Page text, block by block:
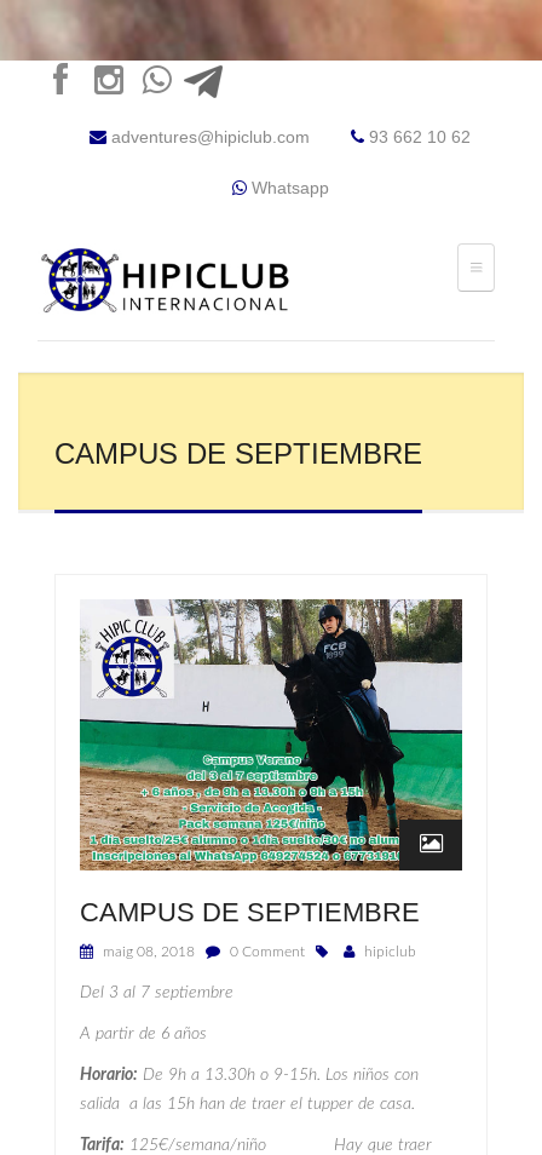
adventures@hipiclub.com 93 662 10 62
Whatsapp
CAMPUS DE SEPTIEMBRE
CAMPUS DE SEPTIEMBRE
maig 08, 2018 0 Comment hipiclub
Del 3 al 7 septiembre
A partir de 6 años
Horario: De 9h a 13.30h o 9-15h. Los niños con
salida a las 15h han de traer el tupper de casa.
Tarifa: 125€/semana/niño Hay que traer